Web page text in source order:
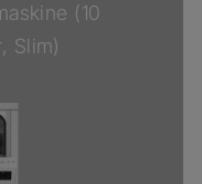
(10
Slim)